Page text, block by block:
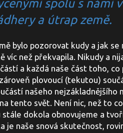
spolu s námi
a útrap země.
bylo pozorovat kudy a jak
víc než překvapila. Nikudy a
a každá naše část toho,
plovoucí (tekutou)
našeho nejzákladnějšího
tento svět. Není nic, než to
dokola obnovujeme a
je naše snová skutečnost,